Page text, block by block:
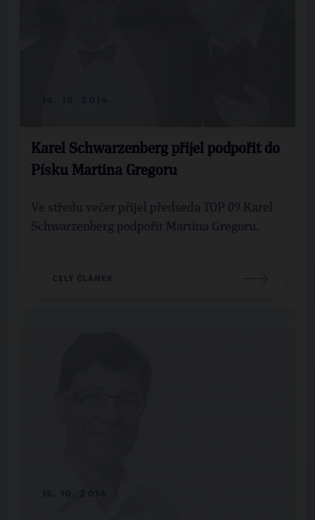
Karel Schwarzenberg přijel podpořit do
Písku Martina Gregoru
Ve středu večer přijel předseda TOP 09 Karel
Schwarzenberg podpořit Martina Gregoru.
CELÝ ČLÁNEK